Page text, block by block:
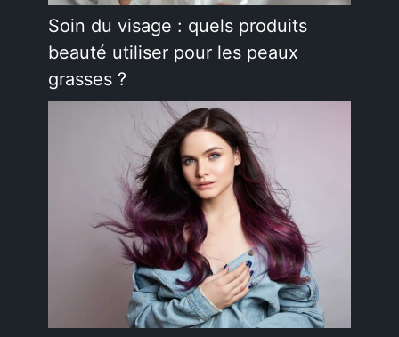
Soin du visage : quels produits
beauté utiliser pour les peaux
grasses ?